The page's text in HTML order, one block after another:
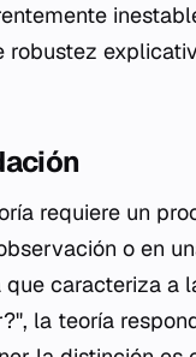
robustez
requiere un
o en
caracteriza a
la teoría